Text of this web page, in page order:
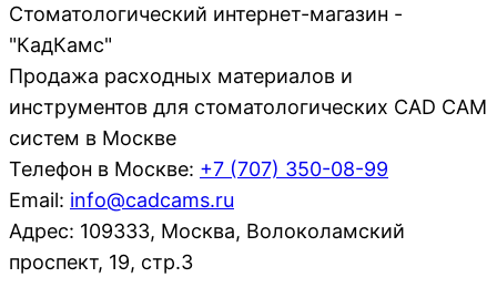
Стоматологический интернет-магазин -
"КадКамс"
Продажа расходных материалов и
инструментов для стоматологических CAD CAM
систем в Москве
Телефон в Москве: +7 (707) 350-08-99
Email: info@cadcams.ru
Адрес: 109333, Москва, Волоколамский
проспект, 19, стр.3